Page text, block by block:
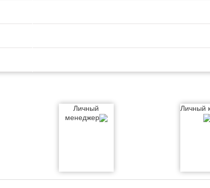
Личный
менеджер
Личный